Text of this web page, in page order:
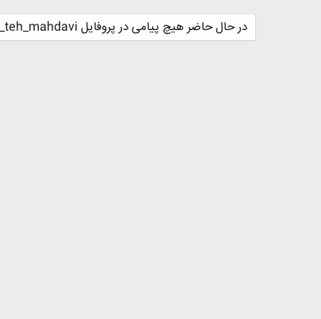
در حال حاضر هیچ پیامی در پروفایل ali_teh_mahdavi نیست.